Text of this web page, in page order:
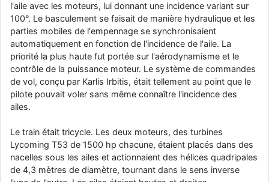
d9pouces: cette fois, c'est le Brésil et Singapour qui mettent le site
par terre
jericho: Ah ben je peux te confirmer que j'étais resté dans le filtre…
d9pouces : Désolé ! Mon filtrage a été un peu trop violent
manifestement
tout voir
l'aile avec les moteurs, lui donnant une incidence variant sur
100°. Le basculement se faisait de manière hydraulique et les
parties mobiles de l'empennage se synchronisaient
automatiquement en fonction de l'incidence de l'aile. La
priorité la plus haute fut portée sur l'aérodynamisme et le
contrôle de la puissance moteur. Le système de commandes
de vol, conçu par Karlis Irbitis, était tellement au point que le
pilote pouvait voler sans même connaître l'incidence des
ailes.
Le train était tricycle. Les deux moteurs, des turbines
Lycoming T53 de 1500 hp chacune, étaient placés dans des
nacelles sous les ailes et actionnaient des hélices quadripales
de 4,3 mètres de diamètre, tournant dans le sens inverse